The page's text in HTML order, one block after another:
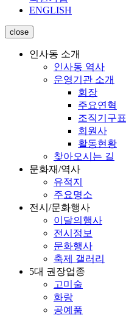
ENGLISH
close
인사동 소개
인사동 역사
운영기관 소개
회장
주요연혁
조직기구표
회원사
활동현황
찾아오시는 길
문화재/역사
유적지
주요명소
전시/문화행사
이달의행사
전시정보
문화행사
축제 갤러리
5대 권장업종
고미술
화랑
공예품